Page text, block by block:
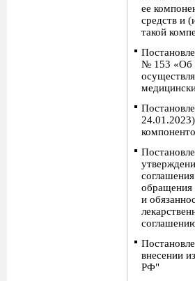
ее
средств и
такой
№ 153 «Об
обращения
и
внесении
РФ"